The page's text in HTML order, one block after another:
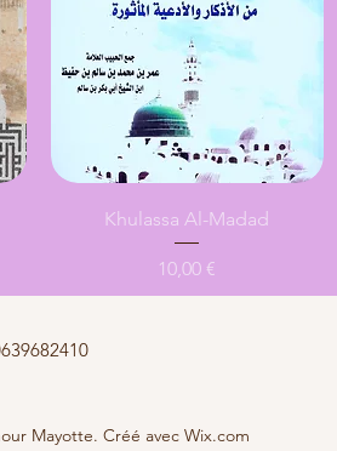
Aperçu rapide
Khulassa Al-Madad
Prix
10,00 €
Mayotte. Créé avec Wix.com